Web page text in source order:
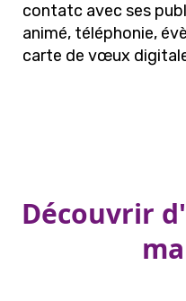
contatc avec ses
animé, téléphonie,
carte de vœux
Découvrir